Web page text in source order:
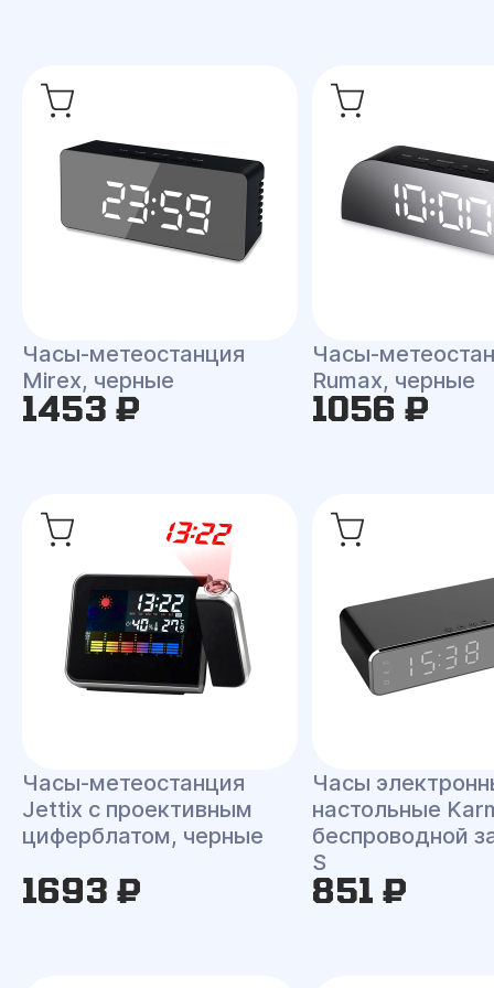
Часы-метеостанция
Mirex, черные
1453 ₽
Часы-
Rumax, черные
1056 ₽
Часы-метеостанция
Jettix с проективным
циферблатом, черные
1693 ₽
Часы
настольные
беспроводной
S
851 ₽